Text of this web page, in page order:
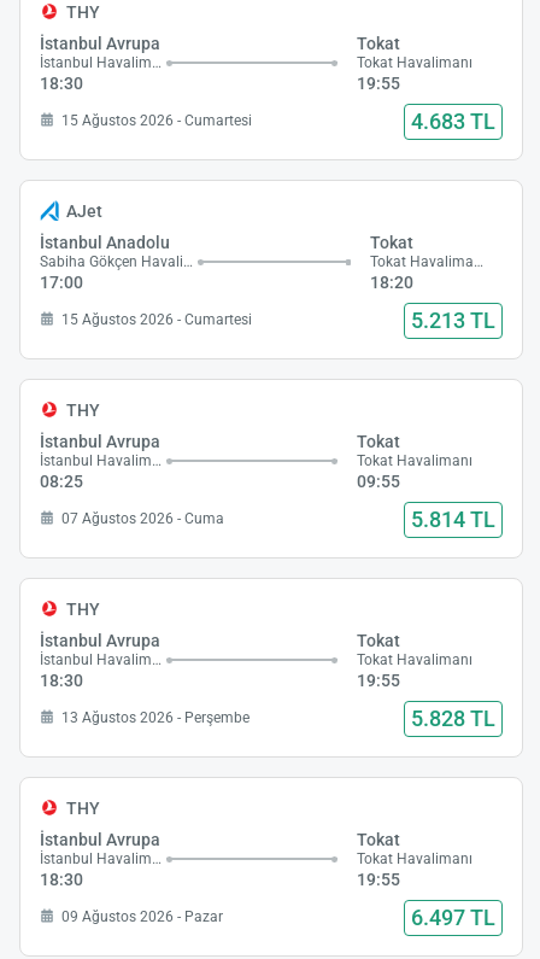
THY
İstanbul Avrupa
İstanbul Havalimanı
18:30
Tokat
Tokat Havalimanı
19:55
15 Ağustos 2026 - Cumartesi 4.683 TL
AJet
İstanbul Anadolu
Sabiha Gökçen Havalimanı
17:00
Tokat
Tokat Havalimanı
18:20
15 Ağustos 2026 - Cumartesi 5.213 TL
THY
İstanbul Avrupa
İstanbul Havalimanı
08:25
Tokat
Tokat Havalimanı
09:55
07 Ağustos 2026 - Cuma 5.814 TL
THY
İstanbul Avrupa
İstanbul Havalimanı
18:30
Tokat
Tokat Havalimanı
19:55
13 Ağustos 2026 - Perşembe 5.828 TL
THY
İstanbul Avrupa
İstanbul Havalimanı
18:30
Tokat
Tokat Havalimanı
19:55
09 Ağustos 2026 - Pazar 6.497 TL